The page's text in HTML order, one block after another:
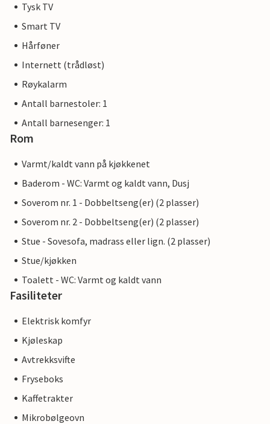
Tysk TV
Smart TV
Hårføner
Internett (trådløst)
Røykalarm
Antall barnestoler: 1
Antall barnesenger: 1
Rom
Varmt/kaldt vann på kjøkkenet
Baderom - WC: Varmt og kaldt vann, Dusj
Soverom nr. 1 - Dobbeltseng(er) (2 plasser)
Soverom nr. 2 - Dobbeltseng(er) (2 plasser)
Stue - Sovesofa, madrass eller lign. (2 plasser)
Stue/kjøkken
Toalett - WC: Varmt og kaldt vann
Fasiliteter
Elektrisk komfyr
Kjøleskap
Avtrekksvifte
Fryseboks
Kaffetrakter
Mikrobølgeovn